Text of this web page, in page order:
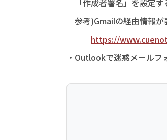
「作成者署名」を設定す
参考)Gmailの経由情報が
https://
・Outlookで迷惑メールフ